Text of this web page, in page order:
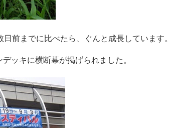
前までに比べたら、ぐんと成長しています。
ッキに横断幕が掲げられました。